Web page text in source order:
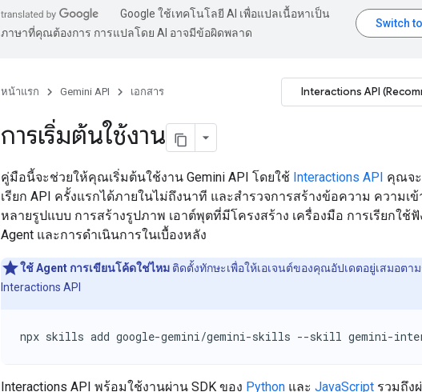
Google ใช้เทคโนโลยี AI เพื่อแปลเนื้อหาเป็น
ภาษาที่คุณต้องการ การแปลโดย AI อาจมีข้อผิดพลาด
หน้าแรก Gemini API เอกสาร Interactions API
การเริ่มต้นใช้งาน
คู่มือนี้จะช่วยให้คุณเริ่มต้นใช้งาน Gemini API โดยใช้ Interactions API คุณจ
เรียก API ครั้งแรกได้ภายในไม่ถึงนาที และสำรวจการสร้างข้อความ ความเ
หลายรูปแบบ การสร้างรูปภาพ เอาต์พุตที่มีโครงสร้าง เครื่องมือ การเรียกใช้
Agent และการดำเนินการในเบื้องหลัง
ใช้ Agent การเขียนโค้ดใช่ไหม ติดตั้งทักษะเพื่อให้เอเจนต์ของคุณอัปเดตอยู่เสมอตา
Interactions API
npx skills add google-gemini/gemini-skills --skill gemini-
Interactions API พร้อมใช้งานผ่าน SDK ของ Python และ JavaScript รวมถึง